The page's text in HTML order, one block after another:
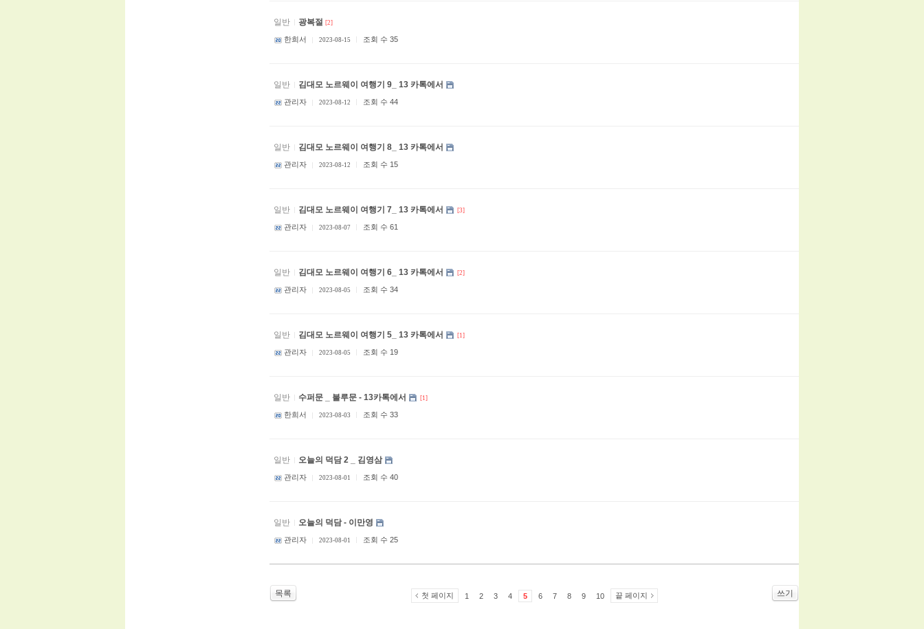
일반 광복절 [2]
한희서 2023-08-15 조회 수 35
일반 김대모 노르웨이 여행기 9_ 13 카톡에서
관리자 2023-08-12 조회 수 44
일반 김대모 노르웨이 여행기 8_ 13 카톡에서
관리자 2023-08-12 조회 수 15
일반 김대모 노르웨이 여행기 7_ 13 카톡에서 [3]
관리자 2023-08-07 조회 수 61
일반 김대모 노르웨이 여행기 6_ 13 카톡에서 [2]
관리자 2023-08-05 조회 수 34
일반 김대모 노르웨이 여행기 5_ 13 카톡에서 [1]
관리자 2023-08-05 조회 수 19
일반 수퍼문 _ 불루문 - 13카톡에서 [1]
한희서 2023-08-03 조회 수 33
일반 오늘의 덕담 2 _ 김영삼
관리자 2023-08-01 조회 수 40
일반 오늘의 덕담 - 이만영
관리자 2023-08-01 조회 수 25
목록 쓰기
첫 페이지 1 2 3 4 5 6 7 8 9 10 끝 페이지